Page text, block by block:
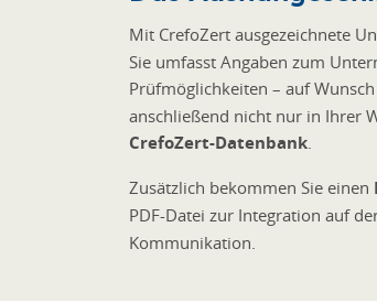
Mit CrefoZert ausgezeichnete
Sie umfasst Angaben zum
Prüfmöglichkeiten – auf
anschließend nicht nur in Ihrer
CrefoZert-Datenbank.
Zusätzlich bekommen Sie einen
PDF-Datei zur Integration auf
Kommunikation.